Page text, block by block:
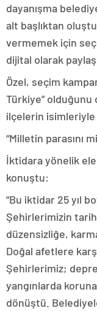
dayanışma
alt başlıktan
vermemek için
dijital olarak
Özel, seçim
Türkiye” olduğunu
ilçelerin isimleriyle
“Milletin parasını
İktidara yönelik
konuştu:
“Bu iktidar 25 yıl
Şehirlerimizin
düzensizliğe,
Doğal afetlere
Şehirlerimiz;
yangınlarda
dönüştü.